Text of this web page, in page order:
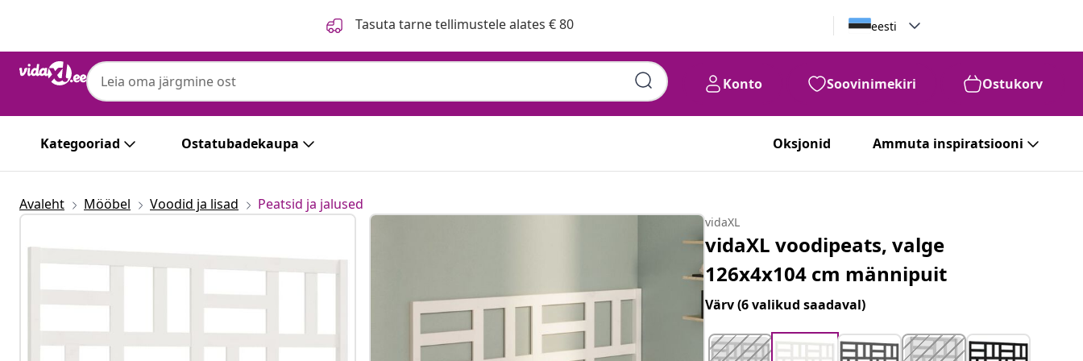
Tasuta tarne tellimustele alates € 80 eesti
Konto Soovinimekiri Ostukorv
Kategooriad Ostatubadekaupa Oksjonid Ammuta inspiratsiooni
Avaleht Mööbel Voodid ja lisad Peatsid ja jalused
vidaXL
vidaXL voodipeats, valge
126x4x104 cm männipuit
Värv(6 valikud saadaval)